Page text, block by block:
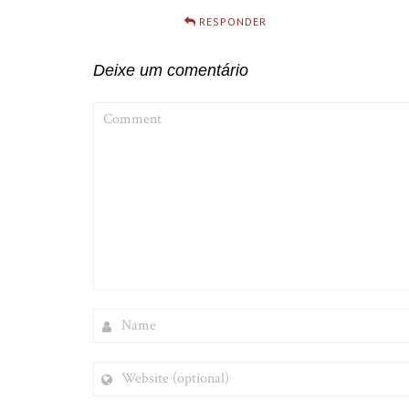
RESPONDER
Deixe um comentário
(OPTIONAL)